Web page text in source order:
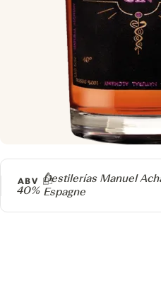
Producteur
Destilerías Manuel
Espagne
ABV
40%